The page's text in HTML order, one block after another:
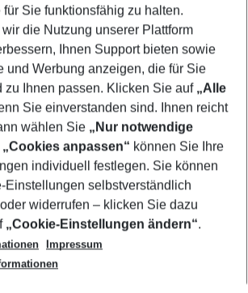
Filter anzeigen
ändern
Sie funktionsfähig zu halten.
die Nutzung unserer Plattform
Ihnen Support bieten sowie
und Werbung anzeigen, die für Sie
zu Ihnen passen. Klicken Sie auf „Alle
Sie einverstanden sind. Ihnen reicht
wählen Sie „Nur notwendige
„Cookies anpassen“ können Sie Ihre
individuell festlegen. Sie können
Einstellungen selbstverständlich
widerrufen – klicken Sie dazu
„Cookie-Einstellungen ändern“.
Impressum